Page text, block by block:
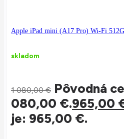
Apple iPad mini (A17 Pro) Wi-Fi
skladom
1 080,00€ Pôvodná
080,00 €.965,00
je: 965,00 €.